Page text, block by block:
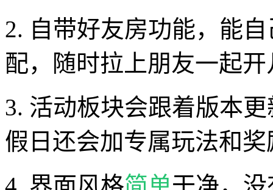
2. 自带好友房功能，能
配，随时拉上朋友一起
3. 活动板块会跟着版本
假日还会加专属玩法和